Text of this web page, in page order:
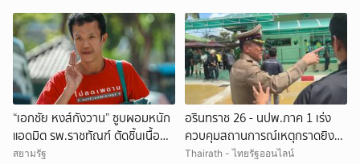
“เอกชัย หงส์กังวาน” ซูบผอมหนัก
แอดมิต รพ.ราชทัณฑ์ ตัดชิ้นเนื้อ
หัว-กระเพาะ รอฟังผลตรวจ
สยามรัฐ
อรินทราช 26 - นปพ.ภาค 1 เร่ง
ควบคุมสถานการณ์เหตุกราดยิง
โรงเรียนเทพศิรินทร์ นนทบุรี
Thairath - ไทยรัฐออนไลน์